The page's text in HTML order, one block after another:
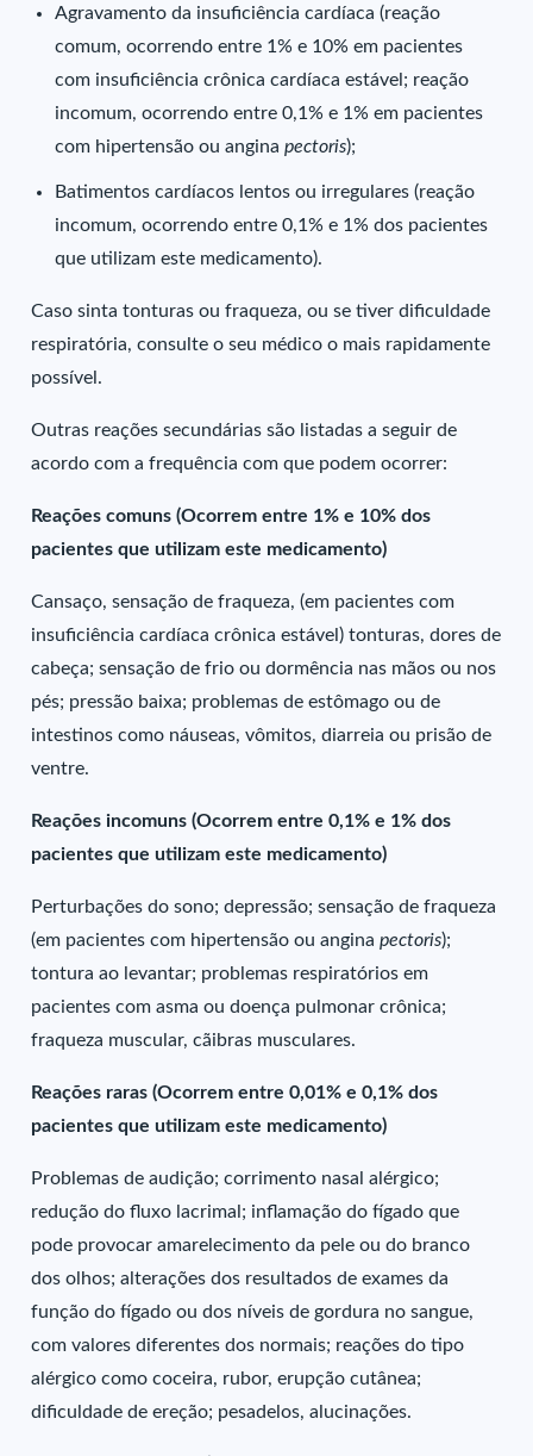
Agravamento da insuficiência cardíaca (reação
comum, ocorrendo entre 1% e 10% em pacientes
com insuficiência crônica cardíaca estável; reação
incomum, ocorrendo entre 0,1% e 1% em pacientes
com hipertensão ou anginapectoris);
Batimentos cardíacos lentos ou irregulares (reação
incomum, ocorrendo entre 0,1% e 1% dos pacientes
que utilizam este medicamento).
Caso sinta tonturas ou fraqueza, ou se tiver dificuldade
respiratória, consulte o seu médico o mais rapidamente
possível.
Outras reações secundárias são listadas a seguir de
acordo com a frequência com que podem ocorrer:
Reações comuns (Ocorrem entre 1% e 10% dos
pacientes que utilizam este medicamento)
Cansaço, sensação de fraqueza, (em pacientes com
insuficiência cardíaca crônica estável) tonturas, dores de
cabeça; sensação de frio ou dormência nas mãos ou nos
pés; pressão baixa; problemas de estômago ou de
intestinos como náuseas, vômitos, diarreia ou prisão de
ventre.
Reações incomuns (Ocorrem entre 0,1% e 1% dos
pacientes que utilizam este medicamento)
Perturbações do sono; depressão; sensação de fraqueza
(em pacientes com hipertensão ou anginapectoris);
tontura ao levantar; problemas respiratórios em
pacientes com asma ou doença pulmonar crônica;
fraqueza muscular, cãibras musculares.
Reações raras (Ocorrem entre 0,01% e 0,1% dos
pacientes que utilizam este medicamento)
Problemas de audição; corrimento nasal alérgico;
redução do fluxo lacrimal; inflamação do fígado que
pode provocar amarelecimento da pele ou do branco
dos olhos; alterações dos resultados de exames da
função do fígado ou dos níveis de gordura no sangue,
com valores diferentes dos normais; reações do tipo
alérgico como coceira, rubor, erupção cutânea;
dificuldade de ereção; pesadelos, alucinações.